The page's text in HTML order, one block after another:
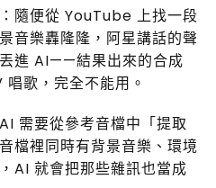
隨便從 YouTube 上找一段
音樂轟隆隆，阿星講話的聲
進 AI——結果出來的合成
歌，完全不能用。
需要從參考音檔中「提取
檔裡同時有背景音樂、環境
AI 就會把那些雜訊也當成